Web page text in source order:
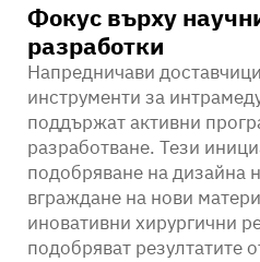
Фокус върху
разработки
Напредничави
инструменти за
поддържат активни
разработване. Тези
подобряване на дизайна
вграждане на нови
иновативни хирургични
подобряват резултатите